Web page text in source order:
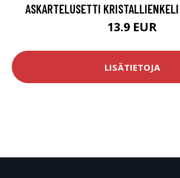
ASKARTELUSETTI
13.9 EUR
LISÄTIETOJA